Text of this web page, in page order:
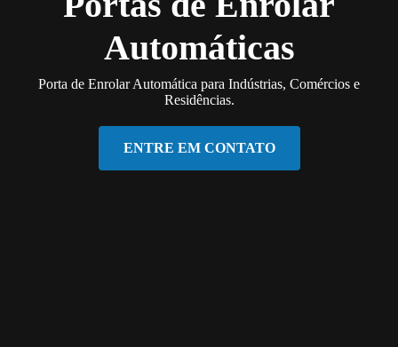
Automáticas
Porta de Enrolar Automática para Indústrias, Comércios e
Residências.
ENTRE EM CONTATO